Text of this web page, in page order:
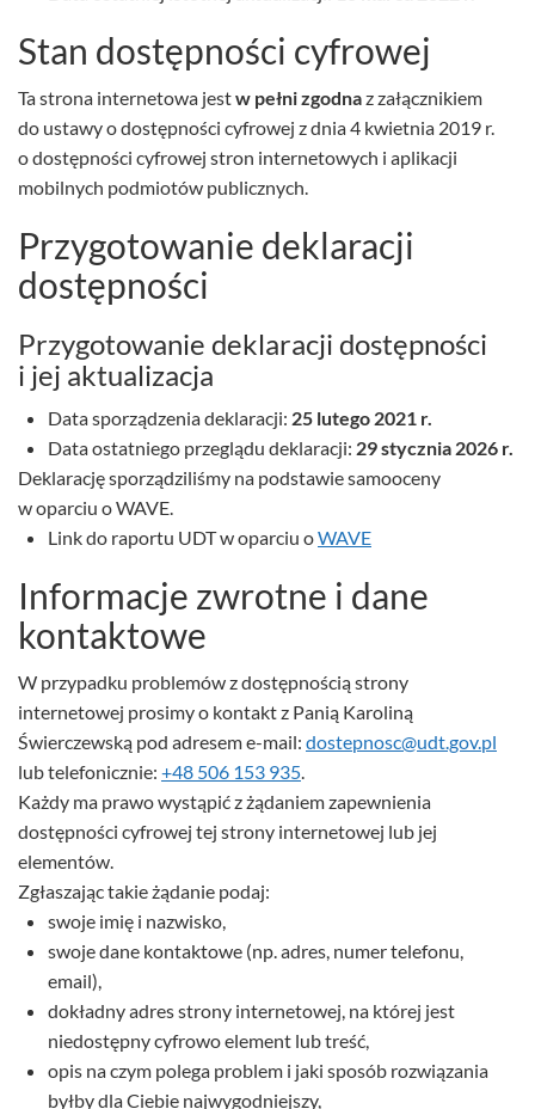
Stan dostępności cyfrowej
Ta strona internetowa jestw pełni zgodnaz załącznikiem
do ustawy o dostępności cyfrowej z dnia 4 kwietnia 2019 r.
o dostępności cyfrowej stron internetowych i aplikacji
mobilnych podmiotów publicznych.
Przygotowanie deklaracji
dostępności
Przygotowanie deklaracji dostępności
i jej aktualizacja
Data sporządzenia deklaracji: 25 lutego 2021 r.
Data ostatniego przeglądu deklaracji: 29 stycznia 2026 r.
Deklarację sporządziliśmy na podstawie samooceny
w oparciu o WAVE.
Link do raportu UDT w oparciu oWAVE
Informacje zwrotne i dane
kontaktowe
W przypadku problemów z dostępnością strony
internetowej prosimy o kontakt z Panią Karoliną
Świerczewską pod adresem e-mail: dostepnosc@udt.gov.pl
lub telefonicznie: +48 506 153 935.
Każdy ma prawo wystąpić z żądaniem zapewnienia
dostępności cyfrowej tej strony internetowej lub jej
elementów.
Zgłaszając takie żądanie podaj:
swoje imię i nazwisko,
swoje dane kontaktowe (np. adres, numer telefonu,
email),
dokładny adres strony internetowej, na której jest
niedostępny cyfrowo element lub treść,
opis na czym polega problem i jaki sposób rozwiązania
byłby dla Ciebie najwygodniejszy,